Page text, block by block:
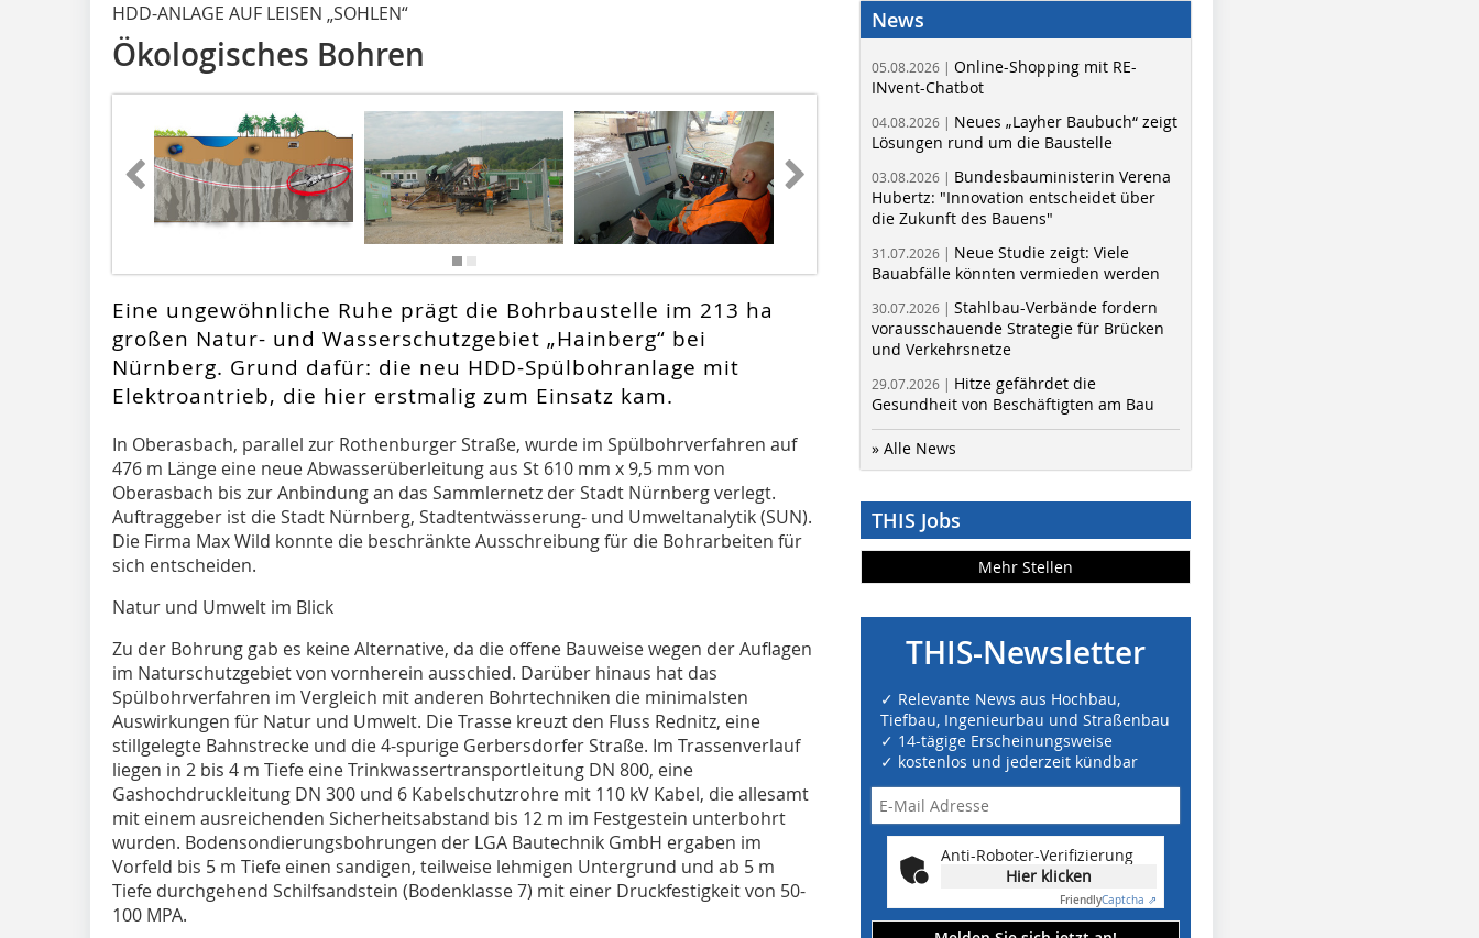
HDD-ANLAGE AUF LEISEN „SOHLEN“
Ökologisches Bohren
Eine ungewöhnliche Ruhe prägt die Bohrbaustelle im 213 ha
großen Natur- und Wasserschutzgebiet „Hainberg“ bei
Nürnberg. Grund dafür: die neu HDD-Spülbohranlage mit
Elektroantrieb, die hier erstmalig zum Einsatz kam.
In Oberasbach, parallel zur Rothenburger Straße, wurde im Spülbohrverfahren auf
476 m Länge eine neue Abwasserüberleitung aus St 610 mm x 9,5 mm von
Oberasbach bis zur Anbindung an das Sammlernetz der Stadt Nürnberg verlegt.
Auftraggeber ist die Stadt Nürnberg, Stadtentwässerung- und Umweltanalytik (SUN).
Die Firma Max Wild konnte die beschränkte Ausschreibung für die Bohrarbeiten für
sich entscheiden.
Natur und Umwelt im Blick
Zu der Bohrung gab es keine Alternative, da die offene Bauweise wegen der Auflagen
im Naturschutzgebiet von vornherein ausschied. Darüber hinaus hat das
Spülbohrverfahren im Vergleich mit anderen Bohrtechniken die minimalsten
Auswirkungen für Natur und Umwelt. Die Trasse kreuzt den Fluss Rednitz, eine
stillgelegte Bahnstrecke und die 4-spurige Gerbersdorfer Straße. Im Trassenverlauf
liegen in 2 bis 4 m Tiefe eine Trinkwassertransportleitung DN 800, eine
Gashochdruckleitung DN 300 und 6 Kabelschutzrohre mit 110 kV Kabel, die allesamt
mit einem ausreichenden Sicherheitsabstand bis 12 m im Festgestein unterbohrt
wurden. Bodensondierungsbohrungen der LGA Bautechnik GmbH ergaben im
Vorfeld bis 5 m Tiefe einen sandigen, teilweise lehmigen Untergrund und ab 5 m
Tiefe durchgehend Schilfsandstein (Bodenklasse 7) mit einer Druckfestigkeit von 50-
100 MPA.
News
05.08.2026 | Online-Shopping mit RE-
INvent-Chatbot
04.08.2026 | Neues „Layher Baubuch“ zeigt
Lösungen rund um die Baustelle
03.08.2026 | Bundesbauministerin Verena
Hubertz: "Innovation entscheidet über
die Zukunft des Bauens"
31.07.2026 | Neue Studie zeigt: Viele
Bauabfälle könnten vermieden werden
30.07.2026 | Stahlbau-Verbände fordern
vorausschauende Strategie für Brücken
und Verkehrsnetze
29.07.2026 | Hitze gefährdet die
Gesundheit von Beschäftigten am Bau
» Alle News
THIS Jobs
Mehr Stellen
THIS-Newsletter
✓ Relevante News aus Hochbau,
Tiefbau, Ingenieurbau und Straßenbau
✓ 14-tägige Erscheinungsweise
✓ kostenlos und jederzeit kündbar
Anti-Roboter-Verifizierung
Hier klicken
FriendlyCaptcha ⇗